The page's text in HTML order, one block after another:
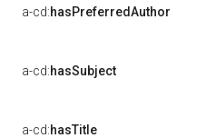
a-cd:hasPreferredAuthor
a-cd:hasSubject
a-cd:hasTitle